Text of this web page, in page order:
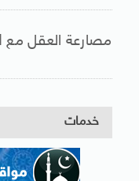
مصارعة العقل مع AI
خدمات